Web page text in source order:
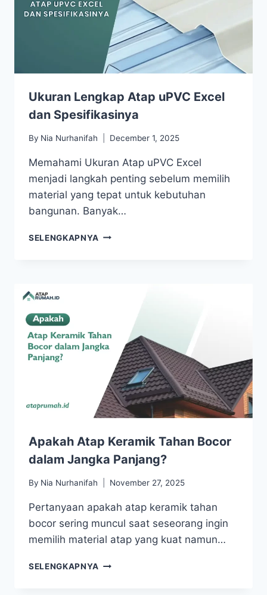
Ukuran Lengkap Atap uPVC Excel
dan Spesifikasinya
By Nia Nurhanifah December 1, 2025
Memahami Ukuran Atap uPVC Excel
menjadi langkah penting sebelum memilih
material yang tepat untuk kebutuhan
bangunan. Banyak…
SELENGKAPNYA
Apakah Atap Keramik Tahan Bocor
dalam Jangka Panjang?
By Nia Nurhanifah November 27, 2025
Pertanyaan apakah atap keramik tahan
bocor sering muncul saat seseorang ingin
memilih material atap yang kuat namun…
SELENGKAPNYA